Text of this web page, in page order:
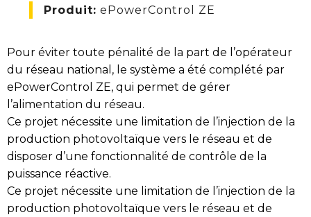
Produit: ePowerControl ZE
Pour éviter toute pénalité de la part de l’opérateur
du réseau national, le système a été complété par
ePowerControl ZE, qui permet de gérer
l’alimentation du réseau.
Ce projet nécessite une limitation de l’injection de la
production photovoltaïque vers le réseau et de
disposer d’une fonctionnalité de contrôle de la
puissance réactive.
Ce projet nécessite une limitation de l’injection de la
production photovoltaïque vers le réseau et de